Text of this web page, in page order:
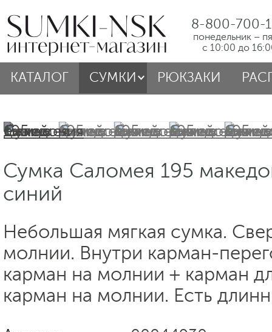
8-800-700-
понедельник –
с 10:00 до
КАТАЛОГ СУМКИ РЮКЗАКИ
Сумка Саломея 195
синий
Небольшая мягкая сумка.
молнии. Внутри карман-
карман на молнии + карман
карман на молнии. Есть